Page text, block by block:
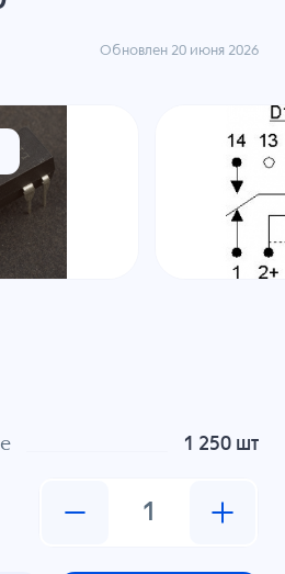
Обновлен 20 июня 2026
1 250 шт